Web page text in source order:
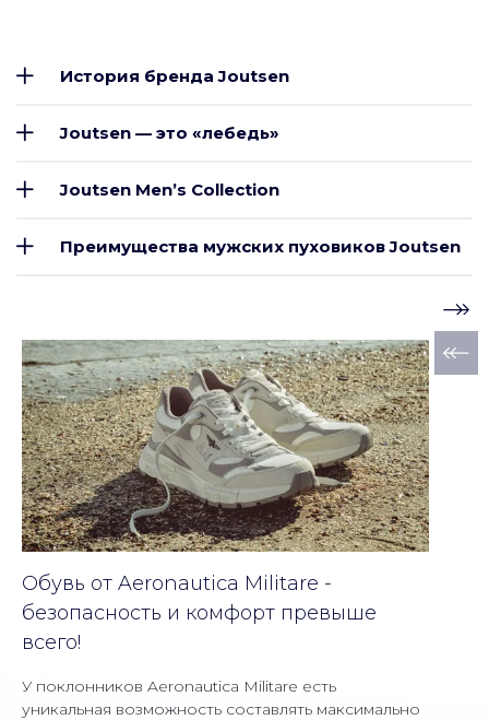
История бренда Joutsen
Joutsen — это «лебедь»
Joutsen Men’s Collection
Преимущества мужских пуховиков Joutsen
Обувь от Aeronautica Militare -
безопасность и комфорт превыше
всего!
У поклонников Aeronautica Militare есть
уникальная возможность составлять максимально